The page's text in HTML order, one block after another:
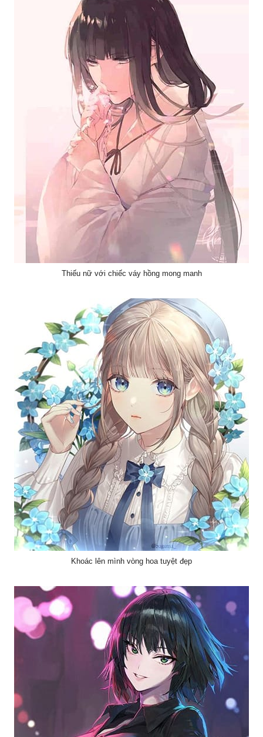
Thiếu nữ với chiếc váy hồng mong manh
Khoác lên mình vòng hoa tuyệt đẹp